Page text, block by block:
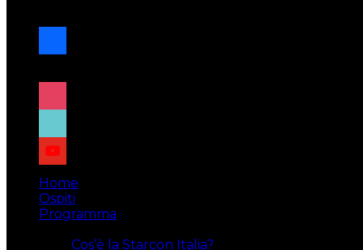
facebook
x
instagram
tiktok
youtube
Home
Ospiti
Programma
Cos’è la Starcon Italia?